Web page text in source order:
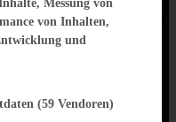
Messung von
von Inhalten,
und
(59 Vendoren)